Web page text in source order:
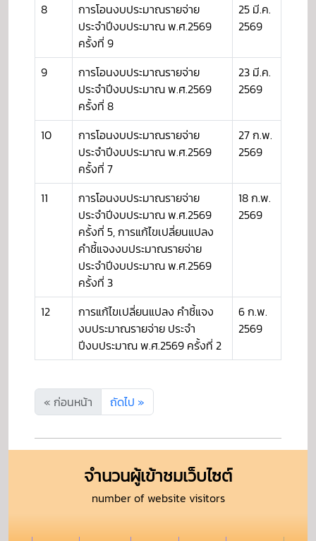
8
การโอนงบประมาณรายจ่าย
ประจำปีงบประมาณ พ.ศ.2569
ครั้งที่ 9
25 มี.ค.
2569
9
การโอนงบประมาณรายจ่าย
ประจำปีงบประมาณ พ.ศ.2569
ครั้งที่ 8
23 มี.ค.
2569
10
การโอนงบประมาณรายจ่าย
ประจำปีงบประมาณ พ.ศ.2569
ครั้งที่ 7
27 ก.พ.
2569
11
การโอนงบประมาณรายจ่าย
ประจำปีงบประมาณ พ.ศ.2569
ครั้งที่ 5, การแก้ไขเปลี่ยนแปลง
คำชี้แจงงบประมาณรายจ่าย
ประจำปีงบประมาณ พ.ศ.2569
ครั้งที่ 3
18 ก.พ.
2569
12
การแก้ไขเปลี่ยนแปลง คำชี้แจง
งบประมาณรายจ่าย ประจำ
ปีงบประมาณ พ.ศ.2569 ครั้งที่ 2
6 ก.พ.
2569
« ก่อนหน้า ถัดไป »
จำนวนผู้เข้าชมเว็บไซต์
number of website visitors